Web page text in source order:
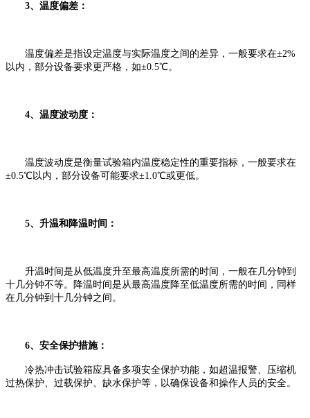
3、‌温度偏差‌：
温度偏差是指设定温度与实际温度之间的差异，一般要求在±2%
以内，部分设备要求更严格，如±0.5℃。
‌4、温度波动度‌：
温度波动度是衡量试验箱内温度稳定性的重要指标，一般要求在
±0.5℃以内，部分设备可能要求±1.0℃或更低。
5、‌升温和降温时间‌：
升温时间是从低温度升至最高温度所需的时间，一般在几分钟到
十几分钟不等。降温时间是从最高温度降至低温度所需的时间，同样
在几分钟到十几分钟之间。
6、‌安全保护措施‌：
冷热冲击试验箱应具备多项安全保护功能，如超温报警、压缩机
过热保护、过载保护、缺水保护等，以确保设备和操作人员的安全。